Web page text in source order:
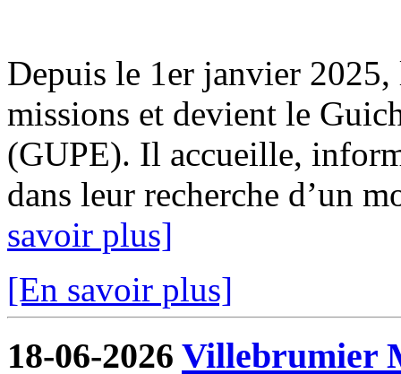
Depuis le 1er janvier 2025,
missions et devient le
(GUPE). Il accueille,
dans leur recherche d’un
savoir plus]
[En savoir plus]
18-06-2026 Villebrumier